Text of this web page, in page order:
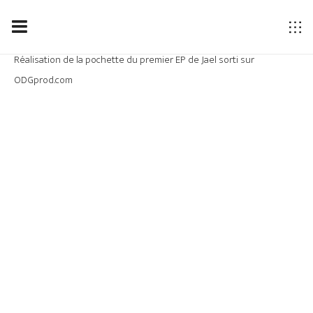
Réalisation de la pochette du premier EP de Jael sorti sur
ODGprod.com